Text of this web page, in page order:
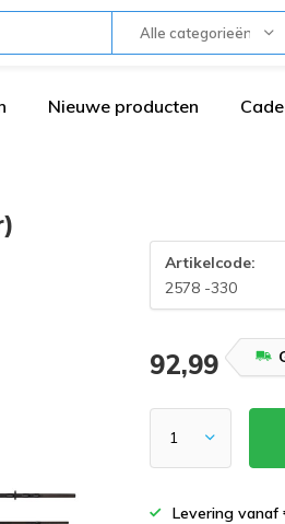
Alle categorieën
Nieuwe producten
Artikelcode:
2578 -330
92,99
Levering vanaf